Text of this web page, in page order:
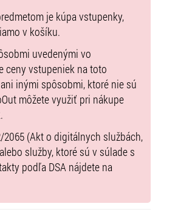
je kúpa vstupenky,
v košíku.
uvedenými vo
ceny vstupeniek na toto
inými spôsobmi, ktoré nie sú
môžete využiť pri nákupe
2065 (Akt o digitálnych službách,
služby, ktoré sú v súlade s
podľa DSA nájdete na